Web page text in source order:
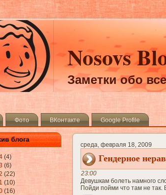
Nosovs
Заметки обо
Фото ВКонтакте Google Profile
блога
(4)
(6)
(22)
(10)
(16)
среда, февраля 18, 2009
Гендерное
23:00
Девушкам болеть намного
Пойди пойми что там не так.